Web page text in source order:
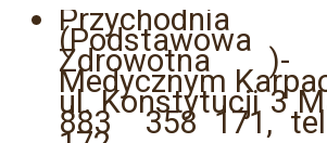
Zdrowotna )-
Medycznym
ul. Konstytucji 3
883 358 171,